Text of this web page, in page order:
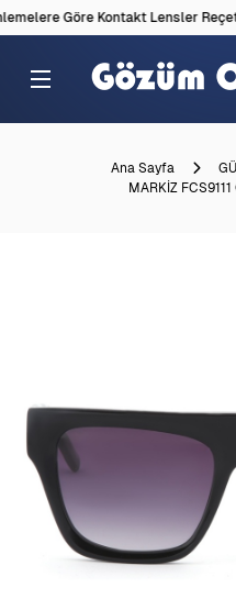
Göre Kontakt Lensler Reçete
Ana Sayfa
MARKİZ